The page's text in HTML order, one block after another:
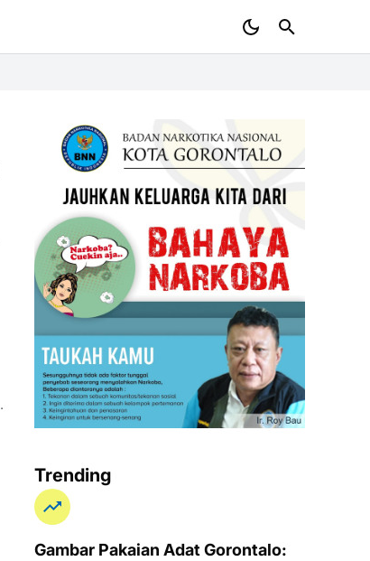
Trending
Gambar Pakaian Adat Gorontalo: